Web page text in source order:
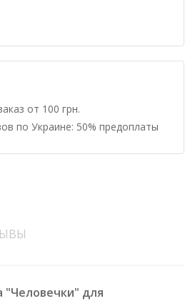
от 100 грн.
по Украине: 50% предоплаты
"Человечки" для